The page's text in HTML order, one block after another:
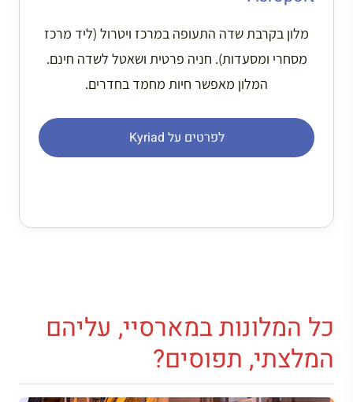
מלון בקרבת שדה התעופה במרכז ויטרול (ליד מרכז
מסחרי ומסעדות). חניה פרטית ושאטל לשדה חינם.
המלון מאפשר חיות מחמד בחדרים.
לפרטים על Kyriad
כל המלונות במארסיי, עליהם
המלצתי, תפוסים?